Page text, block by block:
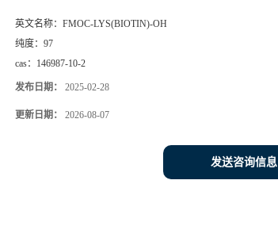
英文名称： FMOC-LYS(BIOTIN)-OH
纯度： 97
cas： 146987-10-2
发布日期： 2025-02-28
更新日期： 2026-08-07
发送咨询信息